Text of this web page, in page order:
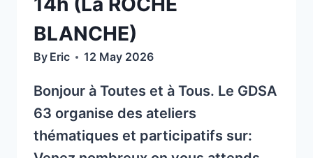
À
AYDAT
BLANCHE)
By Eric 12 May 2026
Bonjour à Toutes et à Tous. Le GDSA
63 organise des ateliers
thématiques et participatifs sur: